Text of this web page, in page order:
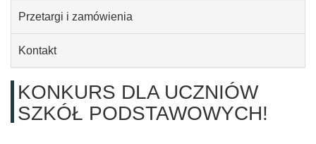
Przetargi i zamówienia
Kontakt
KONKURS DLA UCZNIÓW
SZKÓŁ PODSTAWOWYCH!